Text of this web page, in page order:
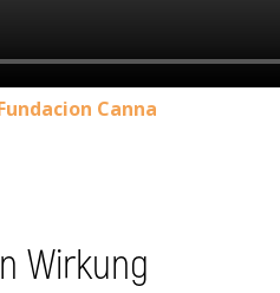
Canna
Wirkung